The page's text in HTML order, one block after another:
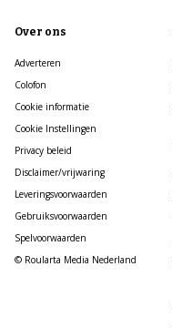
Over ons
Adverteren
Colofon
Cookie informatie
Cookie Instellingen
Privacy beleid
Disclaimer/vrijwaring
Leveringsvoorwaarden
Gebruiksvoorwaarden
Spelvoorwaarden
© Roularta Media Nederland